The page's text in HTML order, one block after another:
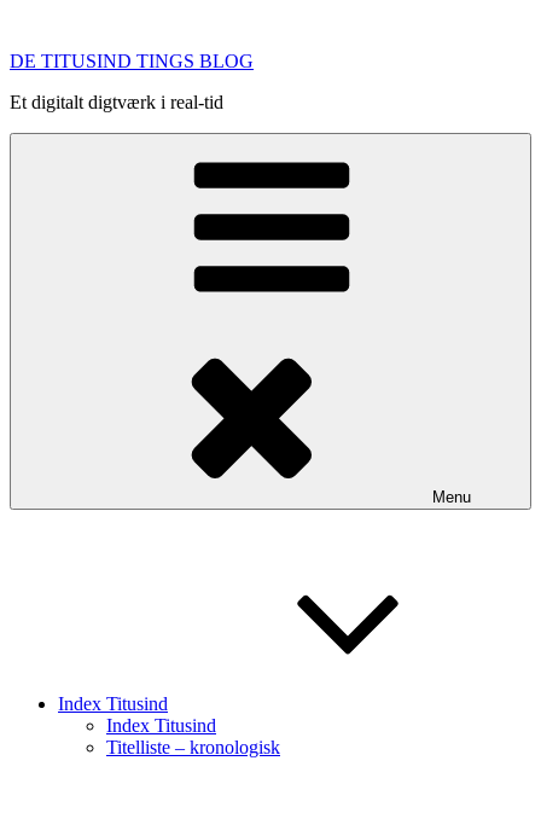
indhold
DE TITUSIND TINGS BLOG
Et digitalt digtværk i real-tid
Menu
Index Titusind
Index Titusind
Titelliste – kronologisk